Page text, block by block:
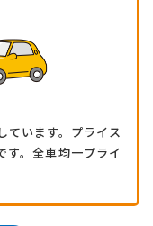
ています。プライス
す。全車均一プライ